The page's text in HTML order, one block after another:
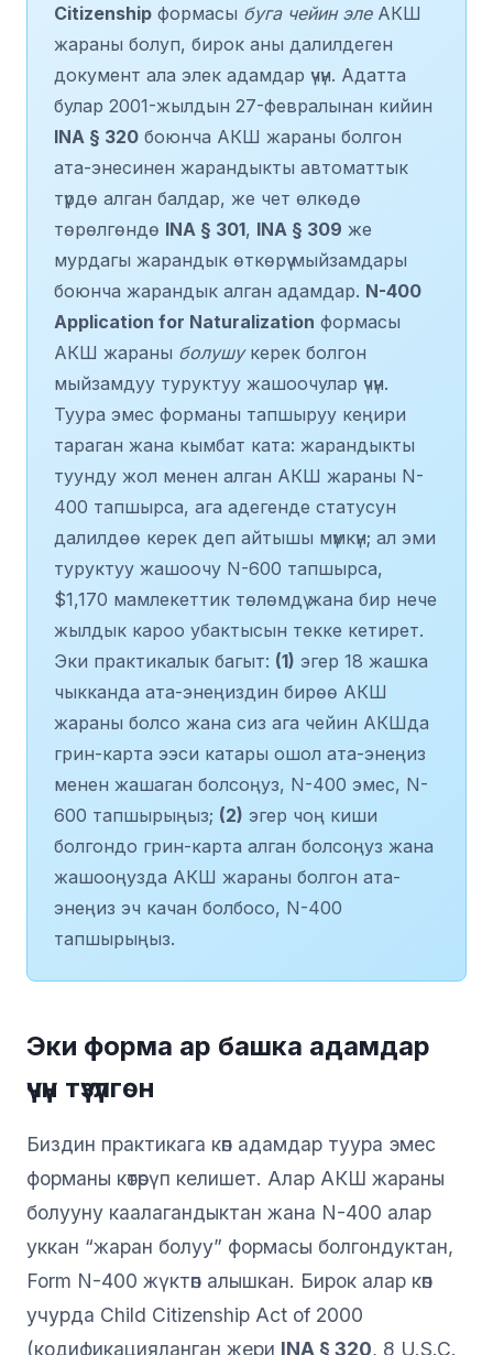
Citizenship формасы буга чейин элеАКШ
жараны болуп, бирок аны далилдеген
документ ала элек адамдар үчүн. Адатта
булар 2001-жылдын 27-февралынан кийин
INA § 320 боюнча АКШ жараны болгон
ата-энесинен жарандыкты автоматтык
түрдө алган балдар, же чет өлкөдө
төрөлгөндө INA § 301, INA § 309 же
мурдагы жарандык өткөрүү мыйзамдары
боюнча жарандык алган адамдар. N-400
Application for Naturalization формасы
АКШ жараны болушукерек болгон
мыйзамдуу туруктуу жашоочулар үчүн.
Туура эмес форманы тапшыруу кеңири
тараган жана кымбат ката: жарандыкты
туунду жол менен алган АКШ жараны N-
400 тапшырса, ага адегенде статусун
далилдөө керек деп айтышы мүмкүн; ал эми
туруктуу жашоочу N-600 тапшырса,
$1,170 мамлекеттик төлөмдү жана бир нече
жылдык кароо убактысын текке кетирет.
Эки практикалык багыт: (1) эгер 18 жашка
чыкканда ата-энеңиздин бирөө АКШ
жараны болсо жана сиз ага чейин АКШда
грин-карта ээси катары ошол ата-энеңиз
менен жашаган болсоңуз, N-400 эмес, N-
600 тапшырыңыз; (2) эгер чоң киши
болгондо грин-карта алган болсоңуз жана
жашооңузда АКШ жараны болгон ата-
энеңиз эч качан болбосо, N-400
тапшырыңыз.
Эки форма ар башка адамдар
үчүн түзүлгөн
Биздин практикага көп адамдар туура эмес
форманы көтөрүп келишет. Алар АКШ жараны
болууну каалагандыктан жана N-400 алар
уккан “жаран болуу” формасы болгондуктан,
Form N-400 жүктөп алышкан. Бирок алар көп
учурда Child Citizenship Act of 2000
(кодификацияланган жери INA § 320, 8 U.S.C.